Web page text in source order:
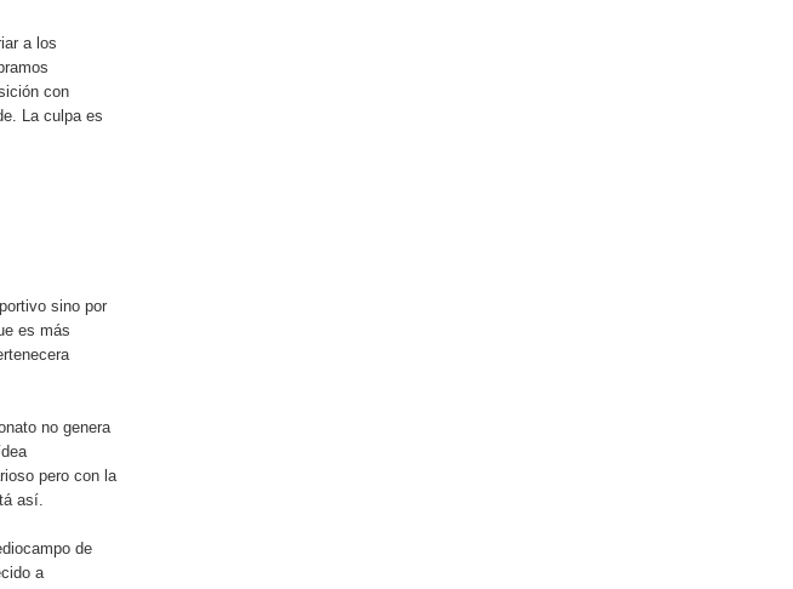
a los
con
La culpa es
sino por
es más
no genera
pero con la
así.
de
a